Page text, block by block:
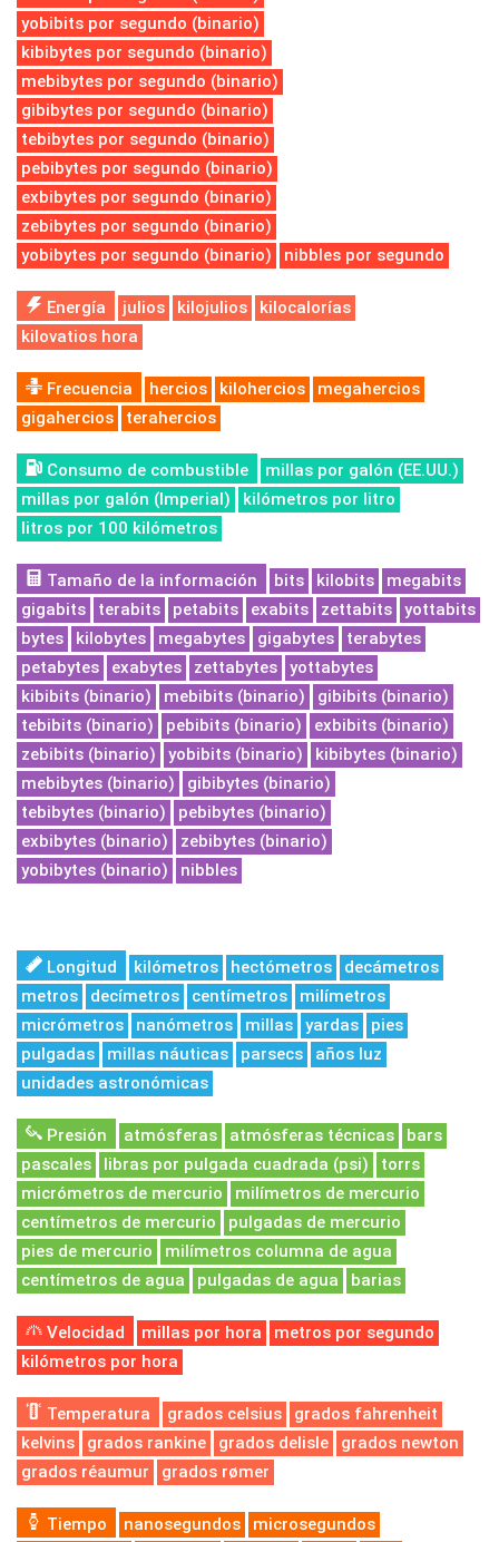
yobibits por segundo (binario)
kibibytes por segundo (binario)
mebibytes por segundo (binario)
gibibytes por segundo (binario)
tebibytes por segundo (binario)
pebibytes por segundo (binario)
exbibytes por segundo (binario)
zebibytes por segundo (binario)
yobibytes por segundo (binario)
nibbles por segundo
Energía julios kilojulios
kilocalorías
kilovatios hora
Frecuencia hercios kilohercios
megahercios
gigahercios
terahercios
Consumo de combustible
millas por galón (EE.UU.)
millas por galón (Imperial)
kilómetros por litro
litros por 100 kilómetros
Tamaño de la información bits kilobits
megabits
gigabits
terabits petabits exabits zettabits
yottabits
bytes
kilobytes megabytes gigabytes
terabytes
petabytes
exabytes zettabytes
yottabytes
kibibits (binario)
mebibits (binario)
gibibits (binario)
tebibits (binario)
pebibits (binario)
exbibits (binario)
zebibits (binario)
yobibits (binario)
kibibytes (binario)
mebibytes (binario)
gibibytes (binario)
tebibytes (binario)
pebibytes (binario)
exbibytes (binario)
zebibytes (binario)
yobibytes (binario)
nibbles
Longitud kilómetros hectómetros
decámetros
metros
decímetros centímetros
milímetros
micrómetros
nanómetros millas yardas
pies
pulgadas
millas náuticas parsecs
años luz
unidades astronómicas
Presión atmósferas atmósferas técnicas
bars
pascales
libras por pulgada cuadrada (psi)
torrs
micrómetros de mercurio
milímetros de mercurio
centímetros de mercurio
pulgadas de mercurio
pies de mercurio
milímetros columna de agua
centímetros de agua
pulgadas de agua barias
Velocidad millas por hora
metros por segundo
kilómetros por hora
Temperatura grados celsius
grados fahrenheit
kelvins
grados rankine grados delisle
grados newton
grados réaumur
grados rømer
Tiempo nanosegundos
microsegundos